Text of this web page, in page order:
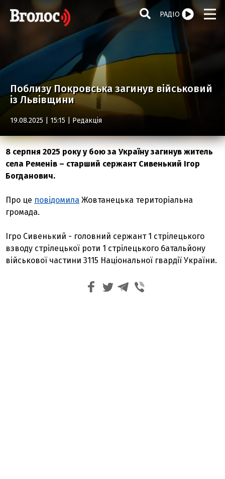
РАДІО
Поблизу Покровська загинув військовий
із Львівщини
19.08.2025 | 15:15 | Редакція
8 серпня 2025 року у бою за Україну загинув житель
села Ременів – старший сержант Сивенький Ігор
Богданович.
Про це повідомила Жовтанецька територіальна
громада.
Ігро Сивенький - головний сержант 1 стрілецького
взводу стрілецької роти 1 стрілецького батальйону
військової частини 3115 Національної гвардії України.